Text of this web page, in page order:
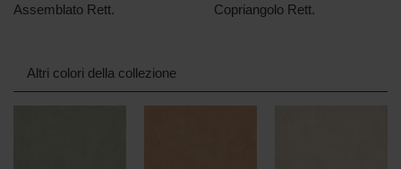
Assemblato Rett.
Copriangolo Rett.
Altri colori della collezione